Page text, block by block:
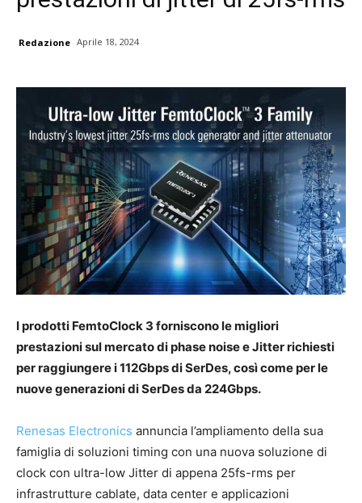
Redazione Aprile 18, 2024
I prodotti FemtoClock 3 forniscono le migliori
prestazioni sul mercato di phase noise e Jitter richiesti
per raggiungere i 112Gbps di SerDes, così come per le
nuove generazioni di SerDes da 224Gbps.
Renesas Electronics annuncia l’ampliamento della sua
famiglia di soluzioni timing con una nuova soluzione di
clock con ultra-low Jitter di appena 25fs-rms per
infrastrutture cablate, data center e applicazioni